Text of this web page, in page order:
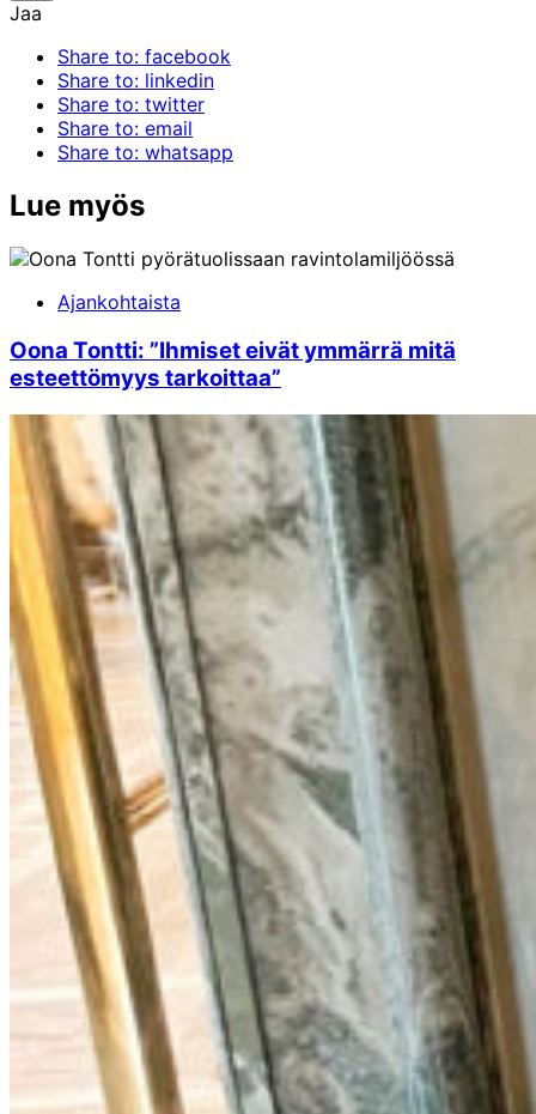
Jaa
Share to: facebook
Share to: linkedin
Share to: twitter
Share to: email
Share to: whatsapp
Lue myös
Ajankohtaista
Oona Tontti: ”Ihmiset eivät ymmärrä mitä
esteettömyys tarkoittaa”